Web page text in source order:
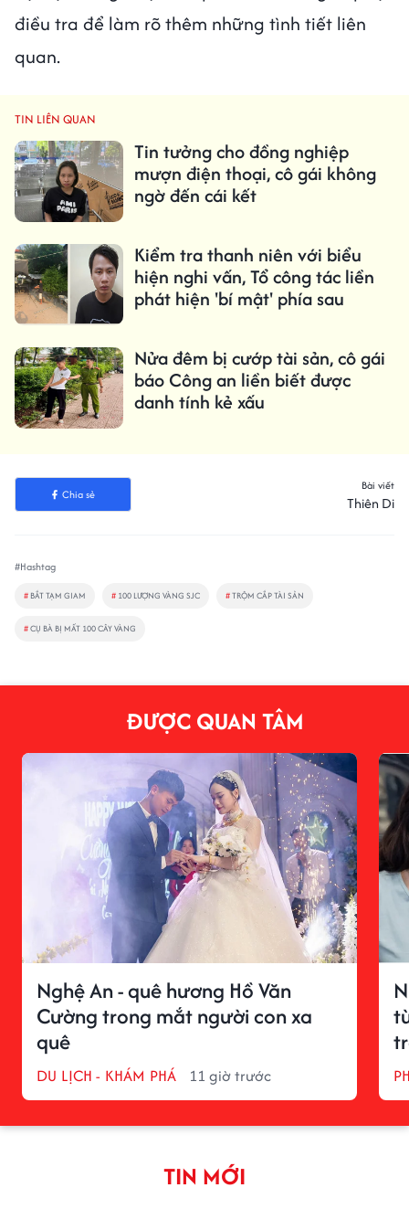
điều tra để làm rõ thêm những tình tiết liên
quan.
TIN LIÊN QUAN
Tin tưởng cho đồng nghiệp
mượn điện thoại, cô gái không
ngờ đến cái kết
Kiểm tra thanh niên với biểu
hiện nghi vấn, Tổ công tác liền
phát hiện 'bí mật' phía sau
Nửa đêm bị cướp tài sản, cô gái
báo Công an liền biết được
danh tính kẻ xấu
Chia sẻ
Bài viết
Thiên Di
#Hashtag
# BẮT TẠM GIAM # 100 LƯỢNG VÀNG SJC #TRỘM CẮP TÀI SẢN
#CỤ BÀ BỊ MẤT 100 CÂY VÀNG
ĐƯỢC QUAN TÂM
Nghệ An - quê hương Hồ Văn
Cường trong mắt người con xa
quê
DU LỊCH - KHÁM PHÁ 11 giờ trước
TIN MỚI